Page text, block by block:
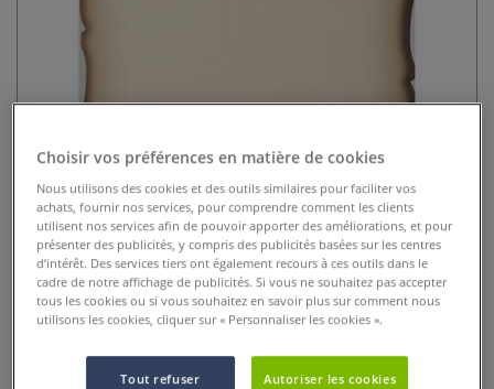
Papier aspect parchemin Jacques
Herbin
Choisir vos préférences en matière de cookies
Nous utilisons des cookies et des outils similaires pour faciliter vos
achats, fournir nos services, pour comprendre comment les clients
utilisent nos services afin de pouvoir apporter des améliorations, et pour
présenter des publicités, y compris des publicités basées sur les centres
d’intérêt. Des services tiers ont également recours à ces outils dans le
cadre de notre affichage de publicités. Si vous ne souhaitez pas accepter
tous les cookies ou si vous souhaitez en savoir plus sur comment nous
utilisons les cookies, cliquer sur « Personnaliser les cookies ».
Tout refuser Autoriser les cookies